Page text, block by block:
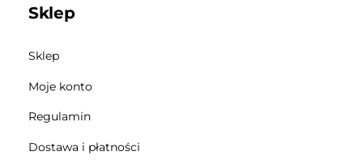
Sklep
Sklep
Moje konto
Regulamin
Dostawa i płatności